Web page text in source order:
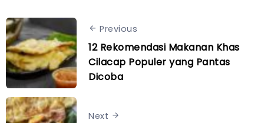
Previous
12 Rekomendasi Makanan Khas
Cilacap Populer yang Pantas
Dicoba
Next